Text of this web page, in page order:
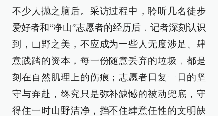
不少人抛之脑后。采访过程中，聆听几名徒步
爱好者和“净山”志愿者的经历后，记者深刻认识
到，山野之美，不应成为一些人无度涉足、肆
意践踏的资本，每一份随意丢弃的垃圾，都是
刻在自然肌理上的伤痕；志愿者日复一日的坚
守与奔赴，终究只是弥补缺憾的被动兜底，守
得住一时山野洁净，挡不住肆意任性的文明缺